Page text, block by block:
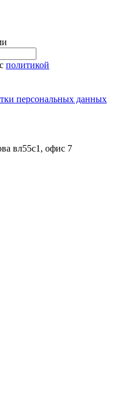
политикой
персональных данных
вл55с1, офис 7